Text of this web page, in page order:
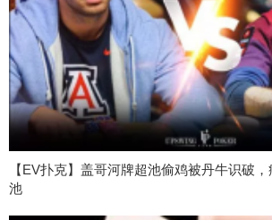
【EV扑克】盖哥河牌超池偷鸡被丹牛识破
池